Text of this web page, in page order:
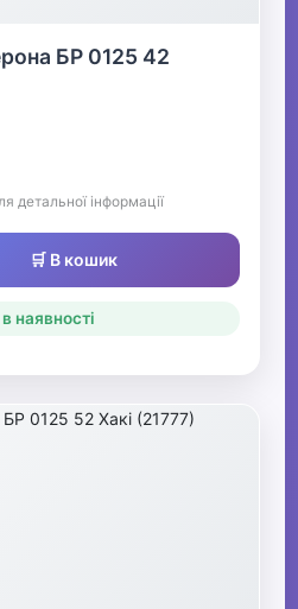
БР 0125 42
детальної інформації
🛒 В кошик
наявності